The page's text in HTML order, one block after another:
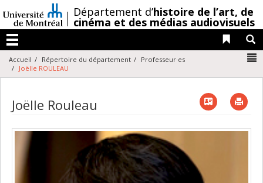
au
contenu
/Département d’histoire de l’art, de
cinéma et des médias audiovisuels
Menu
Liens
Accueil Répertoire du département
Professeur·es
Joëlle ROULEAU
Joëlle Rouleau Vcard